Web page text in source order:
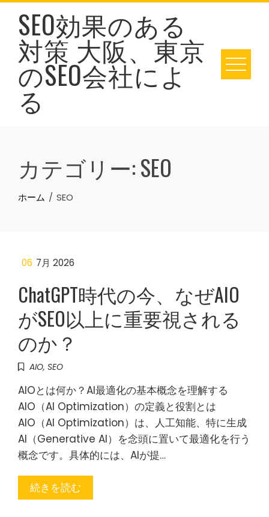
Skip
contentSEO効果のある
対策 大阪、東京
のSEO会社によ
る
カテゴリー:SEO
ホーム SEO
06 7月 2026
ChatGPT時代の今、なぜAIO
がSEO以上に重要視される
のか？
AIO, SEO
AIOとは何か？AI最適化の基本概念を理解する
AIO（AI Optimization）の定義と役割とは
AIO（AI Optimization）は、人工知能、特に生成
AI（Generative AI）を念頭に置いて最適化を行う
概念です。具体的には、AIが提…
続きを読む